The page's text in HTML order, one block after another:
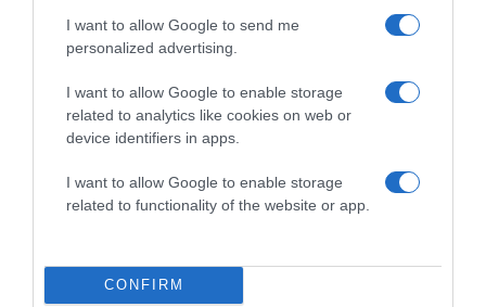
I want to allow Google to send me
personalized advertising.
I want to allow Google to enable storage
related to analytics like cookies on web or
device identifiers in apps.
I want to allow Google to enable storage
related to functionality of the website or app.
CONFIRM
2026-08-05.
Hogyan élj együtt egy érzelmileg elérhetetlen férfival? 8